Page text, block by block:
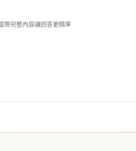
完整內容讓回答更精準